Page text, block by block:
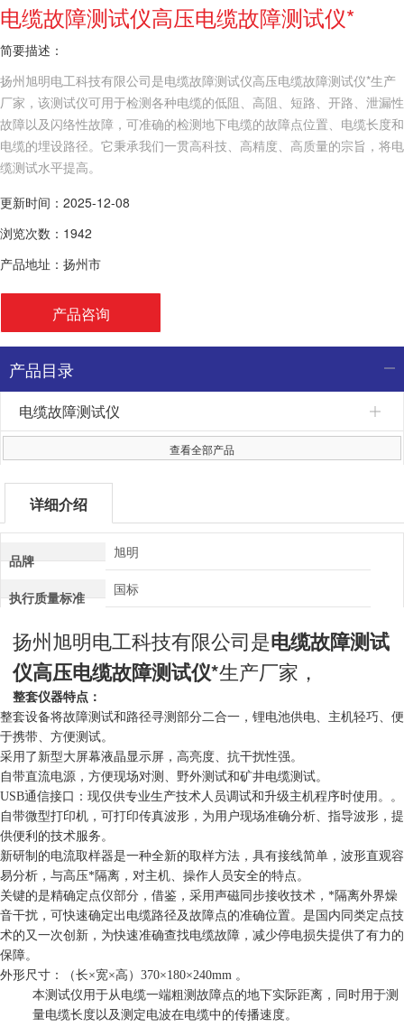
电缆故障测试仪高压电缆故障测试仪*
简要描述：
扬州旭明电工科技有限公司是电缆故障测试仪高压电缆故障测试仪*生产
厂家，该测试仪可用于检测各种电缆的低阻、高阻、短路、开路、泄漏性
故障以及闪络性故障，可准确的检测地下电缆的故障点位置、电缆长度和
电缆的埋设路径。它秉承我们一贯高科技、高精度、高质量的宗旨，将电
缆测试水平提高。
更新时间：2025-12-08
浏览次数：1942
产品地址：扬州市
产品咨询
产品目录
电缆故障测试仪
查看全部产品
详细介绍
品牌 旭明
执行质量标准 国标
扬州旭明电工科技有限公司是电缆故障测试
仪高压电缆故障测试仪*生产厂家，
整套仪器特点：
整套设备将故障测试和路径寻测部分二合一，锂电池供电、主机轻巧、便
于携带、方便测试。
采用了新型大屏幕液晶显示屏，高亮度、抗干扰性强。
自带直流电源，方便现场对测、野外测试和矿井电缆测试。
USB通信接口：现仅供专业生产技术人员调试和升级主机程序时使用。。
自带微型打印机，可打印传真波形，为用户现场准确分析、指导波形，提
供便利的技术服务。
新研制的电流取样器是一种全新的取样方法，具有接线简单，波形直观容
易分析，与高压*隔离，对主机、操作人员安全的特点。
关键的是精确定点仪部分， 借鉴，采用声磁同步接收技术， *隔离外界燥
音干扰，可快速确定出电缆路径及故障点的准确位置。是国内同类定点技
术的又一次创新，为快速准确查找电缆故障，减少停电损失提供了有力的
保障。
外形尺寸：（长×宽×高）370×180×240mm 。
本测试仪用于从电缆一端粗测故障点的地下实际距离，同时用于测
量电缆长度以及测定电波在电缆中的传播速度。